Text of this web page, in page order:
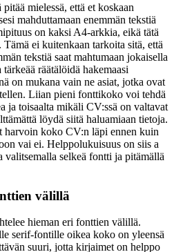
mielessä, että et koskaan
mahduttamaan enemmän tekstiä
on kaksi A4-arkkia, eikä tätä
ei kuitenkaan tarkoita sitä, että
tekstiä saat mahtumaan jokaisella
räätälöidä hakemaasi
on mukana vain ne asiat, jotka ovat
Liian pieni fonttikoko voi tehdä
ja toisaalta mikäli CV:ssä on valtavat
löydä siitä haluamiaan tietoja.
harvoin koko CV:n läpi ennen kuin
vai ei. Helppolukuisuus on siis a
valitsemalla selkeä fontti ja pitämällä
välillä
hieman eri fonttien välillä.
serif-fontille oikea koko on yleensä
suuri, jotta kirjaimet on helppo